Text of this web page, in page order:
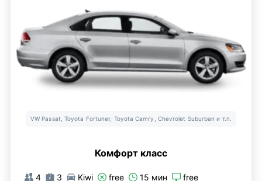
VW Passat, Toyota Fortuner, Toyota Camry, Chevrolet Suburban и т.п.
Комфорт класс
4 3 Kiwi free 15 мин free